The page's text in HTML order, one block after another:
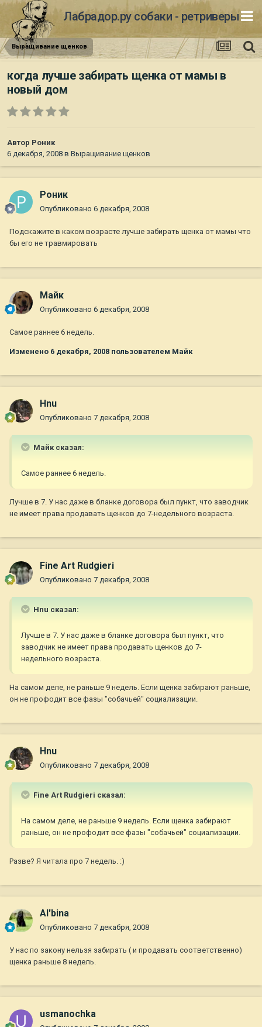
Лабрадор.ру собаки - ретриверы
Выращивание щенков
когда лучше забирать щенка от мамы в
новый дом
Автор Роник
6 декабря, 2008 в Выращивание щенков
Роник
Опубликовано 6 декабря, 2008
Подскажите в каком возрасте лучше забирать щенка от мамы что
бы его не травмировать
Майк
Опубликовано 6 декабря, 2008
Самое раннее 6 недель.
Изменено 6 декабря, 2008 пользователем Майк
Hnu
Опубликовано 7 декабря, 2008
Майк сказал:
Самое раннее 6 недель.
Лучше в 7. У нас даже в бланке договора был пункт, что заводчик
не имеет права продавать щенков до 7-недельного возраста.
Fine Art Rudgieri
Опубликовано 7 декабря, 2008
Hnu сказал:
Лучше в 7. У нас даже в бланке договора был пункт, что
заводчик не имеет права продавать щенков до 7-
недельного возраста.
На самом деле, не раньше 9 недель. Если щенка забирают раньше,
он не профодит все фазы "собачьей" социализации.
Hnu
Опубликовано 7 декабря, 2008
Fine Art Rudgieri сказал:
На самом деле, не раньше 9 недель. Если щенка забирают
раньше, он не профодит все фазы "собачьей" социализации.
Разве? Я читала про 7 недель. :)
Al'bina
Опубликовано 7 декабря, 2008
У нас по закону нельзя забирать ( и продавать соответственно)
щенка раньше 8 недель.
usmanochka